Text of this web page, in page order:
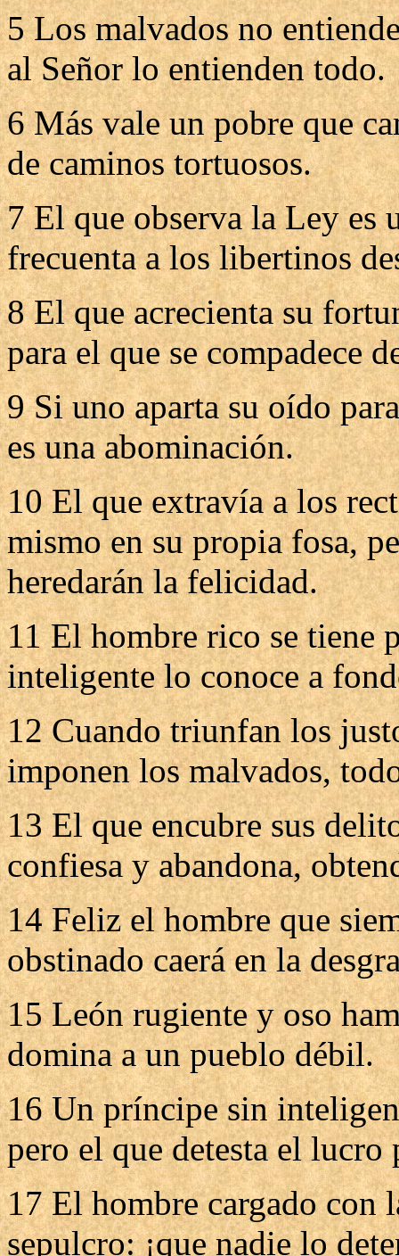
5 Los malvados no
al Señor lo entienden todo.
6 Más vale un pobre que
de caminos tortuosos.
7 El que observa la Ley es
frecuenta a los libertinos
8 El que acrecienta su
para el que se compadece
9 Si uno aparta su oído
es una abominación.
10 El que extravía a los
mismo en su propia fosa,
heredarán la felicidad.
11 El hombre rico se tiene
inteligente lo conoce a
12 Cuando triunfan los
imponen los malvados,
13 El que encubre sus
confiesa y abandona,
14 Feliz el hombre que
obstinado caerá en la
15 León rugiente y oso
domina a un pueblo débil.
16 Un príncipe sin
pero el que detesta el lucro
17 El hombre cargado con
sepulcro: ¡que nadie lo